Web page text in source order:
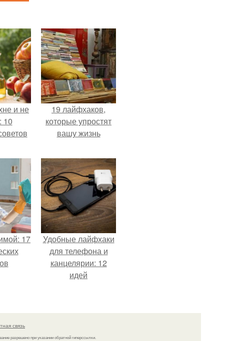
и не
10
19 лайфхаков,
которые упростят
вашу жизнь
17
Удобные лайфхаки
для телефона и
канцелярии: 12
идей
связь
разрешено при указании обратной гиперссылки.